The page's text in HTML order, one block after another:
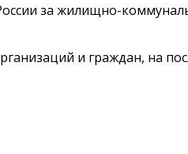
за жилищно-
и граждан, на